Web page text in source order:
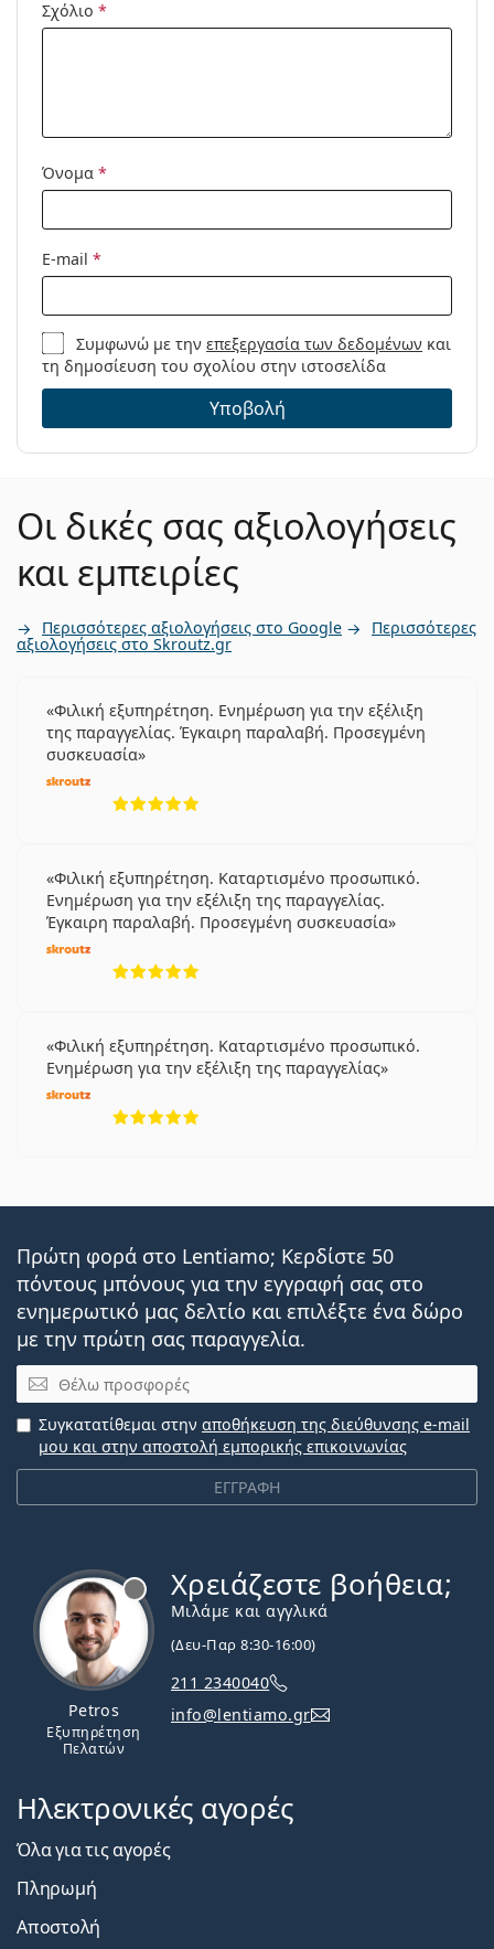
Μοντέλο:
Σχόλιο *
Όνομα *
E-mail *
Συμφωνώ με τηνεπεξεργασία των δεδομένων και
τη δημοσίευση του σχολίου στην ιστοσελίδα
Υποβολή
Οι δικές σας αξιολογήσεις
και εμπειρίες
Περισσότερες αξιολογήσεις στο Google Περισσότερες
αξιολογήσεις στο Skroutz.gr
Φιλική εξυπηρέτηση. Ενημέρωση για την εξέλιξη
της παραγγελίας. Έγκαιρη παραλαβή. Προσεγμένη
συσκευασία
Φιλική εξυπηρέτηση. Καταρτισμένο προσωπικό.
Ενημέρωση για την εξέλιξη της παραγγελίας.
Έγκαιρη παραλαβή. Προσεγμένη συσκευασία
Φιλική εξυπηρέτηση. Καταρτισμένο προσωπικό.
Ενημέρωση για την εξέλιξη της παραγγελίας
Πρώτη φορά στο Lentiamo; Κερδίστε 50
πόντους μπόνους για την εγγραφή σας στο
ενημερωτικό μας δελτίο και επιλέξτε ένα δώρο
με την πρώτη σας παραγγελία.
Email
ΕΓΓΡΑΦΗ
Συγκατατίθεμαι στην αποθήκευση της διεύθυνσης e-mail
μου και στην αποστολή εμπορικής επικοινωνίας
Petros
Εξυπηρέτηση
Πελατών
Χρειάζεστε βοήθεια;
Μιλάμε και αγγλικά
(Δευ-Παρ 8:30-16:00)
211 2340040
info@lentiamo.gr
Ηλεκτρονικές αγορές
Όλα για τις αγορές
Πληρωμή
Αποστολή